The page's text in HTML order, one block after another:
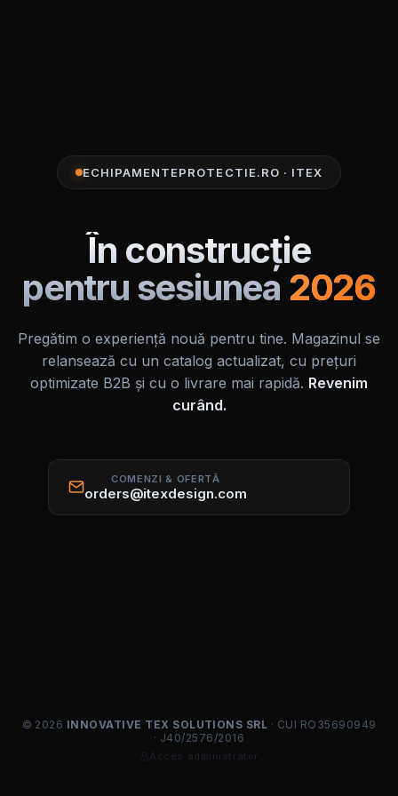
ECHIPAMENTEPROTECTIE.RO · ITEX
În construcție
pentru sesiunea 2026
Pregătim o experiență nouă pentru tine. Magazinul se
relansează cu un catalog actualizat, cu prețuri
optimizate B2B și cu o livrare mai rapidă. Revenim
curând.
COMENZI & OFERTĂ
orders@itexdesign.com
© 2026 INNOVATIVE TEX SOLUTIONS SRL · CUI RO35690949
· J40/2576/2016
Acces administrator